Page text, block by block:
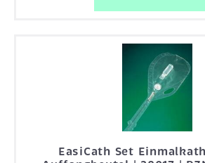
EasiCath Set